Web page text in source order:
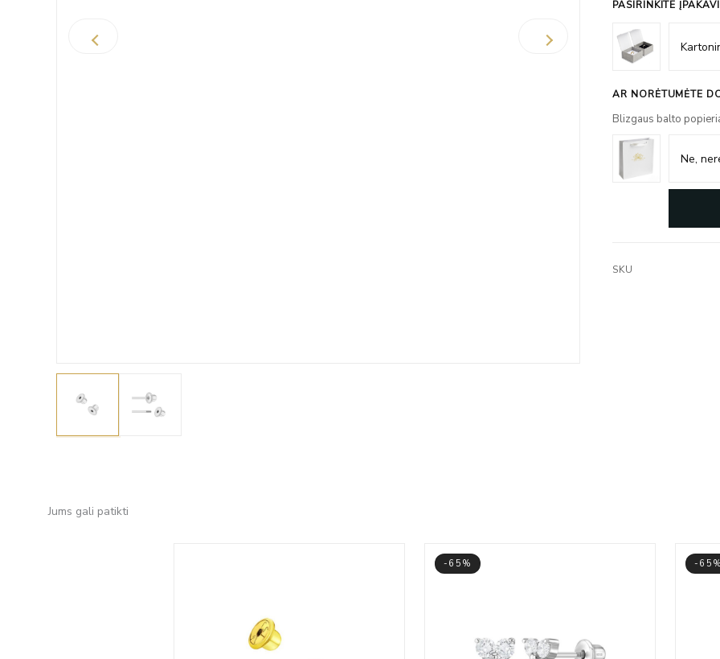
PASIRINKITE
AR NORĖTUMĖTE
Blizgaus balto
SKU
Jums gali patikti
-65% -